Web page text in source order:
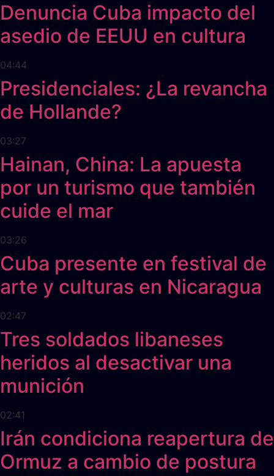
Denuncia Cuba impacto del
asedio de EEUU en cultura
04:44
Presidenciales: ¿La revancha
de Hollande?
03:27
Hainan, China: La apuesta
por un turismo que también
cuide el mar
03:26
Cuba presente en festival de
arte y culturas en Nicaragua
02:47
Tres soldados libaneses
heridos al desactivar una
munición
02:41
Irán condiciona reapertura de
Ormuz a cambio de postura